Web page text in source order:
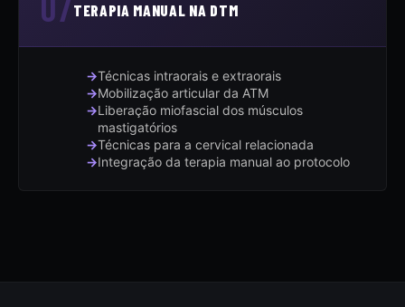
TERAPIA MANUAL NA DTM
Técnicas intraorais e extraorais
Mobilização articular da ATM
Liberação miofascial dos músculos
mastigatórios
Técnicas para a cervical relacionada
Integração da terapia manual ao protocolo